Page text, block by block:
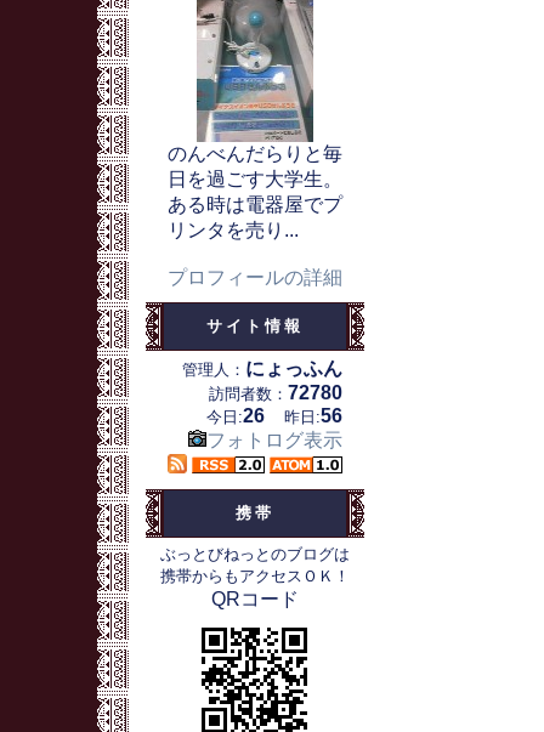
のんべんだらりと毎
日を過ごす大学生。
ある時は電器屋でプ
リンタを売り...
プロフィールの詳細
サイト情報
管理人： にょっふん
訪問者数： 72780
今日:26 昨日:56
フォトログ表示
携帯
ぶっとびねっとのブログは
携帯からもアクセスＯＫ！
QRコード